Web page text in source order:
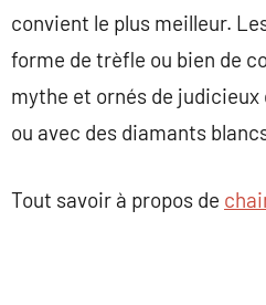
convient le plus meilleur.
forme de trèfle ou bien de
mythe et ornés de
ou avec des diamants
Tout savoir à propos de